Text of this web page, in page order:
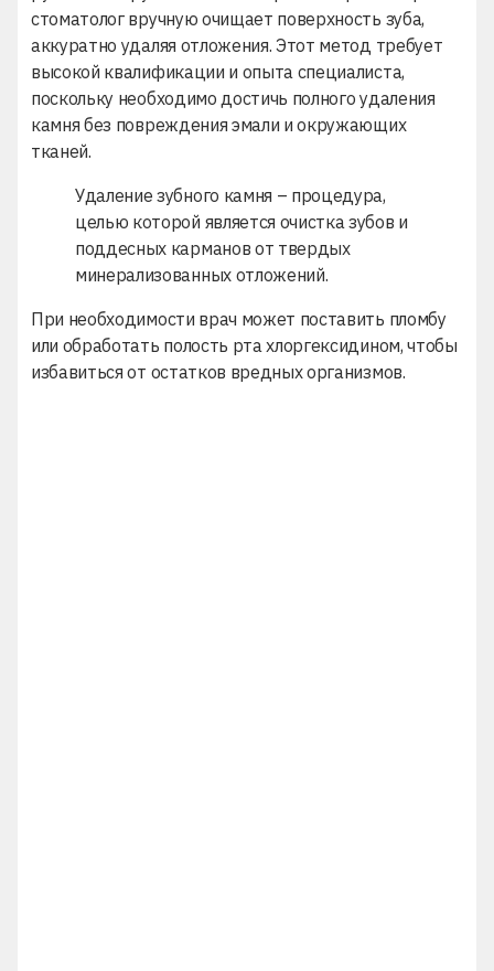
стоматолог вручную очищает поверхность зуба,
аккуратно удаляя отложения. Этот метод требует
высокой квалификации и опыта специалиста,
поскольку необходимо достичь полного удаления
камня без повреждения эмали и окружающих
тканей.
Удаление зубного камня – процедура,
целью которой является очистка зубов и
поддесных карманов от твердых
минерализованных отложений.
При необходимости врач может поставить пломбу
или обработать полость рта хлоргексидином, чтобы
избавиться от остатков вредных организмов.